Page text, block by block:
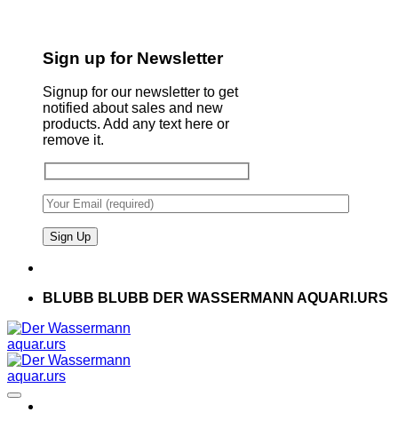
Sign up for Newsletter
Signup for our newsletter to get
notified about sales and new
products. Add any text here or
remove it.
BLUBB BLUBB DER WASSERMANN AQUARI.URS